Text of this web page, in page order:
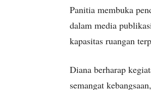
Panitia membuka
dalam media
kapasitas ruangan
Diana berharap
semangat